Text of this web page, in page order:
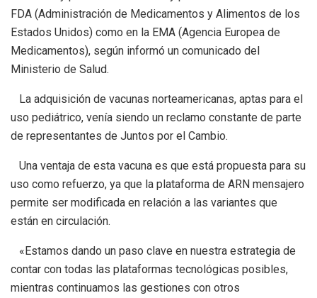
FDA (Administración de Medicamentos y Alimentos de los
Estados Unidos) como en la EMA (Agencia Europea de
Medicamentos), según informó un comunicado del
Ministerio de Salud.
La adquisición de vacunas norteamericanas, aptas para el
uso pediátrico, venía siendo un reclamo constante de parte
de representantes de Juntos por el Cambio.
Una ventaja de esta vacuna es que está propuesta para su
uso como refuerzo, ya que la plataforma de ARN mensajero
permite ser modificada en relación a las variantes que
están en circulación.
«Estamos dando un paso clave en nuestra estrategia de
contar con todas las plataformas tecnológicas posibles,
mientras continuamos las gestiones con otros